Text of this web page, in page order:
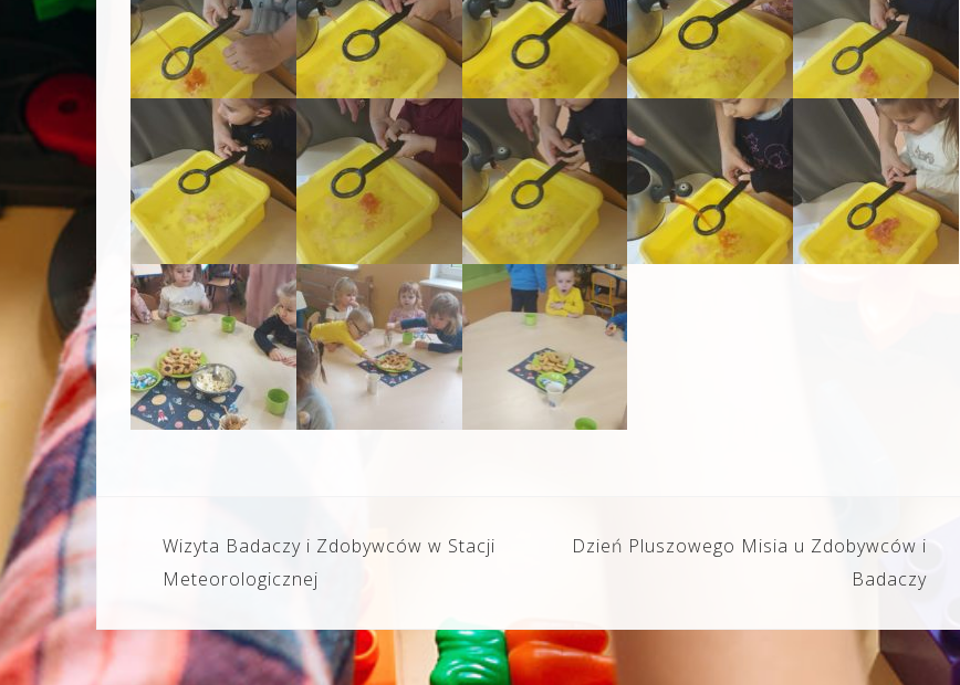
Nawigacja
wpisu
Wizyta Badaczy i Zdobywców w Stacji
Meteorologicznej
Dzień Pluszowego Misia u Zdobywców i
Badaczy